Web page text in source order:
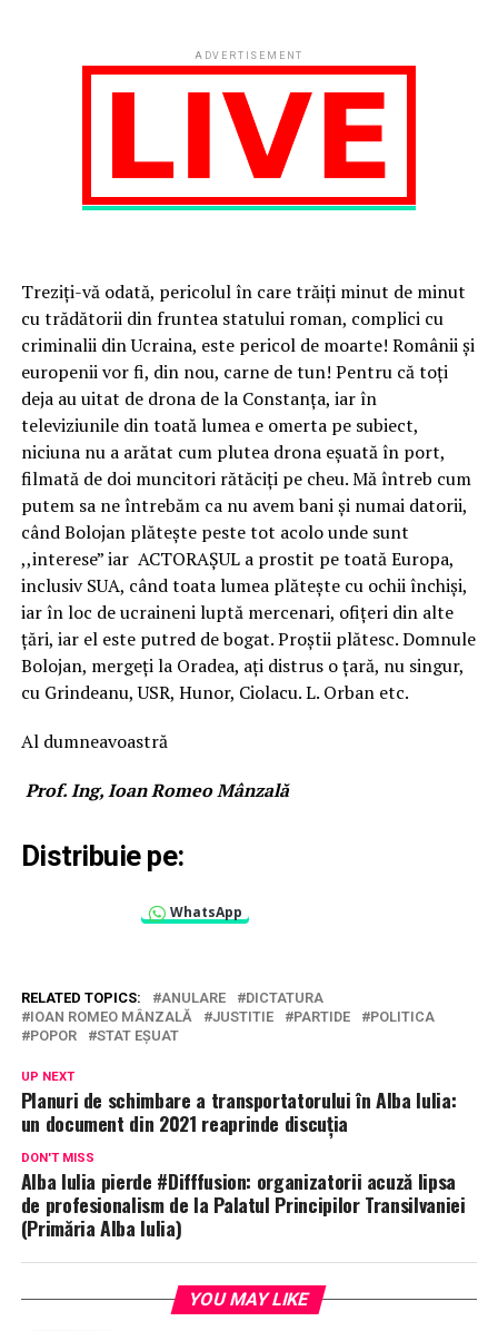
ADVERTISEMENT
Treziți-vă odată, pericolul în care trăiți minut de minut
cu trădătorii din fruntea statului roman, complici cu
criminalii din Ucraina, este pericol de moarte! Românii și
europenii vor fi, din nou, carne de tun! Pentru că toți
deja au uitat de drona de la Constanța, iar în
televiziunile din toată lumea e omerta pe subiect,
niciuna nu a arătat cum plutea drona eșuată în port,
filmată de doi muncitori rătăciți pe cheu. Mă întreb cum
putem sa ne întrebăm ca nu avem bani și numai datorii,
când Bolojan plătește peste tot acolo unde sunt
,,interese” iar ACTORAȘUL a prostit pe toată Europa,
inclusiv SUA, când toata lumea plătește cu ochii închiși,
iar în loc de ucraineni luptă mercenari, ofițeri din alte
țări, iar el este putred de bogat. Proștii plătesc. Domnule
Bolojan, mergeți la Oradea, ați distrus o țară, nu singur,
cu Grindeanu, USR, Hunor, Ciolacu. L. Orban etc.
Al dumneavoastră
Prof. Ing, Ioan Romeo Mânzală
Distribuie pe:
WhatsApp
RELATED TOPICS: ANULARE
DICTATURA
IOAN ROMEO MÂNZALĂ
JUSTITIE PARTIDE
POLITICA
POPOR
STAT EȘUAT
UP NEXT
Planuri de schimbare a transportatorului în Alba Iulia:
un document din 2021 reaprinde discuția
DON'T MISS
Alba Iulia pierde #Difffusion: organizatorii acuză lipsa
de profesionalism de la Palatul Principilor Transilvaniei
(Primăria Alba Iulia)
YOU MAY LIKE